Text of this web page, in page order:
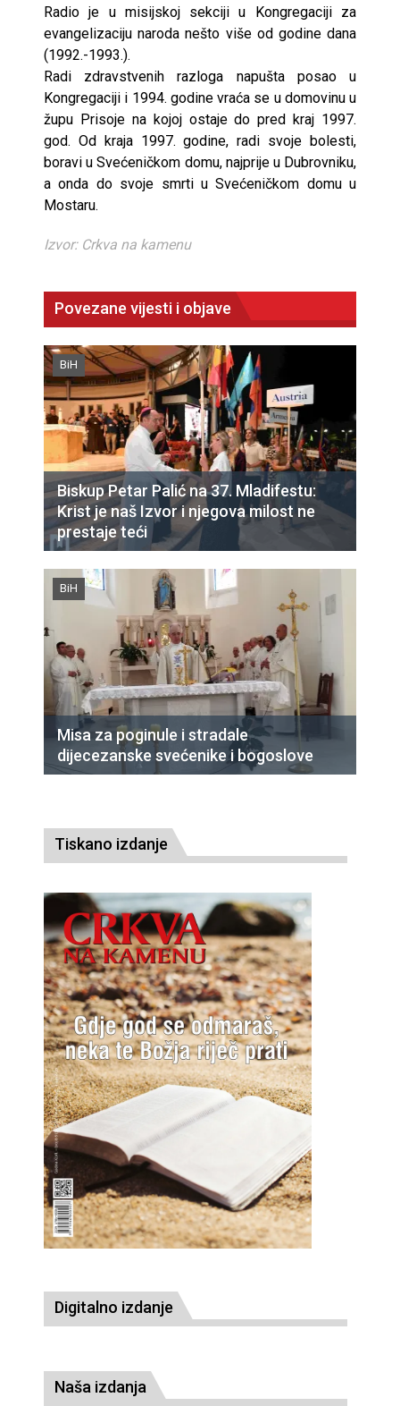
Radio je u misijskoj sekciji u Kongregaciji za
evangelizaciju naroda nešto više od godine dana
(1992.-1993.).
Radi zdravstvenih razloga napušta posao u
Kongregaciji i 1994. godine vraća se u domovinu u
župu Prisoje na kojoj ostaje do pred kraj 1997.
god. Od kraja 1997. godine, radi svoje bolesti,
boravi u Svećeničkom domu, najprije u Dubrovniku,
a onda do svoje smrti u Svećeničkom domu u
Mostaru.
Izvor: Crkva na kamenu
Povezane vijesti i objave
BiH
Biskup Petar Palić na 37. Mladifestu:
Krist je naš Izvor i njegova milost ne
prestaje teći
BiH
Misa za poginule i stradale
dijecezanske svećenike i bogoslove
Tiskano izdanje
Digitalno izdanje
Naša izdanja